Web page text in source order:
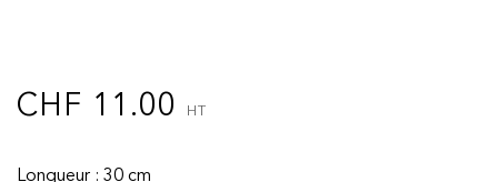
CHF 11.00 HT
Longueur : 30 cm